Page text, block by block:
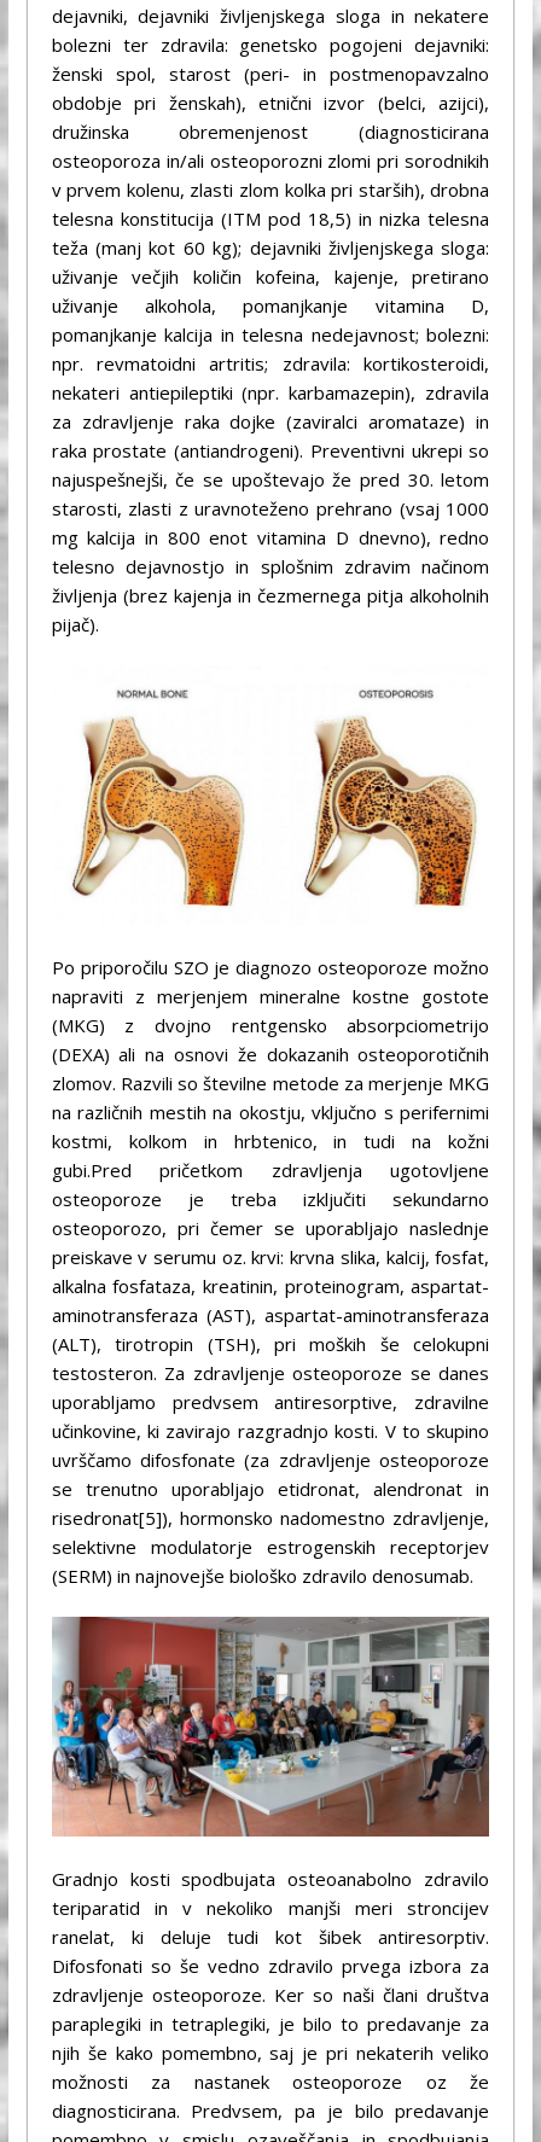
dejavniki, dejavniki življenjskega sloga in nekatere
bolezni ter zdravila: genetsko pogojeni dejavniki:
ženski spol, starost (peri- in postmenopavzalno
obdobje pri ženskah), etnični izvor (belci, azijci),
družinska obremenjenost (diagnosticirana
osteoporoza in/ali osteoporozni zlomi pri sorodnikih
v prvem kolenu, zlasti zlom kolka pri starših), drobna
telesna konstitucija (ITM pod 18,5) in nizka telesna
teža (manj kot 60 kg); dejavniki življenjskega sloga:
uživanje večjih količin kofeina, kajenje, pretirano
uživanje alkohola, pomanjkanje vitamina D,
pomanjkanje kalcija in telesna nedejavnost; bolezni:
npr. revmatoidni artritis; zdravila: kortikosteroidi,
nekateri antiepileptiki (npr. karbamazepin), zdravila
za zdravljenje raka dojke (zaviralci aromataze) in
raka prostate (antiandrogeni). Preventivni ukrepi so
najuspešnejši, če se upoštevajo že pred 30. letom
starosti, zlasti z uravnoteženo prehrano (vsaj 1000
mg kalcija in 800 enot vitamina D dnevno), redno
telesno dejavnostjo in splošnim zdravim načinom
življenja (brez kajenja in čezmernega pitja alkoholnih
pijač).
Po priporočilu SZO je diagnozo osteoporoze možno
napraviti z merjenjem mineralne kostne gostote
(MKG) z dvojno rentgensko absorpciometrijo
(DEXA) ali na osnovi že dokazanih osteoporotičnih
zlomov. Razvili so številne metode za merjenje MKG
na različnih mestih na okostju, vključno s perifernimi
kostmi, kolkom in hrbtenico, in tudi na kožni
gubi.Pred pričetkom zdravljenja ugotovljene
osteoporoze je treba izključiti sekundarno
osteoporozo, pri čemer se uporabljajo naslednje
preiskave v serumu oz. krvi: krvna slika, kalcij, fosfat,
alkalna fosfataza, kreatinin, proteinogram, aspartat-
aminotransferaza (AST), aspartat-aminotransferaza
(ALT), tirotropin (TSH), pri moških še celokupni
testosteron. Za zdravljenje osteoporoze se danes
uporabljamo predvsem antiresorptive, zdravilne
učinkovine, ki zavirajo razgradnjo kosti. V to skupino
uvrščamo difosfonate (za zdravljenje osteoporoze
se trenutno uporabljajo etidronat, alendronat in
risedronat[5]), hormonsko nadomestno zdravljenje,
selektivne modulatorje estrogenskih receptorjev
(SERM) in najnovejše biološko zdravilo denosumab.
Gradnjo kosti spodbujata osteoanabolno zdravilo
teriparatid in v nekoliko manjši meri stroncijev
ranelat, ki deluje tudi kot šibek antiresorptiv.
Difosfonati so še vedno zdravilo prvega izbora za
zdravljenje osteoporoze. Ker so naši člani društva
paraplegiki in tetraplegiki, je bilo to predavanje za
njih še kako pomembno, saj je pri nekaterih veliko
možnosti za nastanek osteoporoze oz že
diagnosticirana. Predvsem, pa je bilo predavanje